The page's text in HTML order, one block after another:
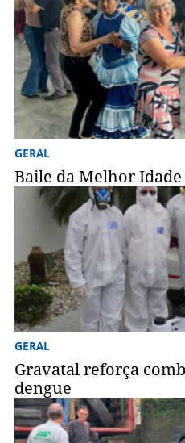
GERAL
Baile da Melhor Idade
GERAL
Gravatal reforça
dengue